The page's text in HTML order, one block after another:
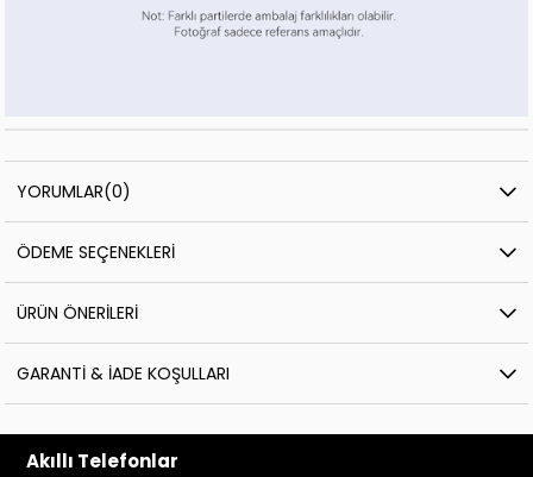
YORUMLAR(0)
ÖDEME SEÇENEKLERI
ÜRÜN ÖNERILERI
GARANTI & İADE KOŞULLARI
Akıllı Telefonlar